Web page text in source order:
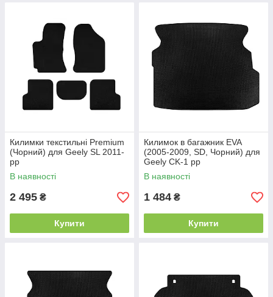
Килимки текстильні Premium
(Чорний) для Geely SL 2011-
рр
В наявності
2 495 ₴
Купити
Килимок в багажник EVA
(2005-2009, SD, Чорний) для
Geely CK-1 рр
В наявності
1 484 ₴
Купити